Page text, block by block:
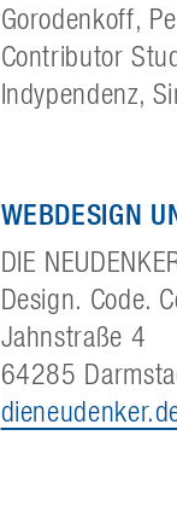
Gorodenkoff,
Contributor
Indypendenz,
WEBDESIGN
DIE
Design. Code.
Jahnstraße 4
64285